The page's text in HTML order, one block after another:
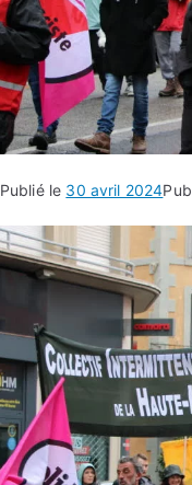
Publié le 30 avril 2024